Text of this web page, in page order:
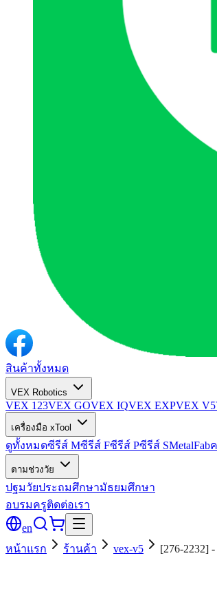
สินค้าทั้งหมด
VEX Robotics
VEX 123VEX GOVEX IQVEX EXPVEX V5
เครื่องมือ xTool
ดูทั้งหมดซีรีส์ Mซีรีส์ Fซีรีส์ Pซีรีส์ SMetalFab
ตามช่วงวัย
ปฐมวัยประถมศึกษามัธยมศึกษา
อบรมครูติดต่อเรา
en
หน้าแรก
ร้านค้า vex-v5 [276-2232]